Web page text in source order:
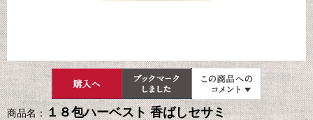
商品名：１８包ハーベスト 香ばしセサミ